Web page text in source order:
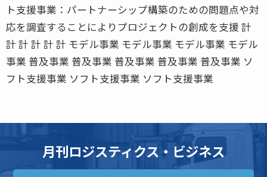
ト支援事業：パートナーシップ構築のための問題点や対
応を調査することによりプロジェクトの創成を支援 計
計 計 計 計 計 モデル事業 モデル事業 モデル事業 モデル
事業 普及事業 普及事業 普及事業 普及事業 普及事業 ソ
フト支援事業 ソフト支援事業 ソフト支援事業
月刊ロジスティクス・ビジネス